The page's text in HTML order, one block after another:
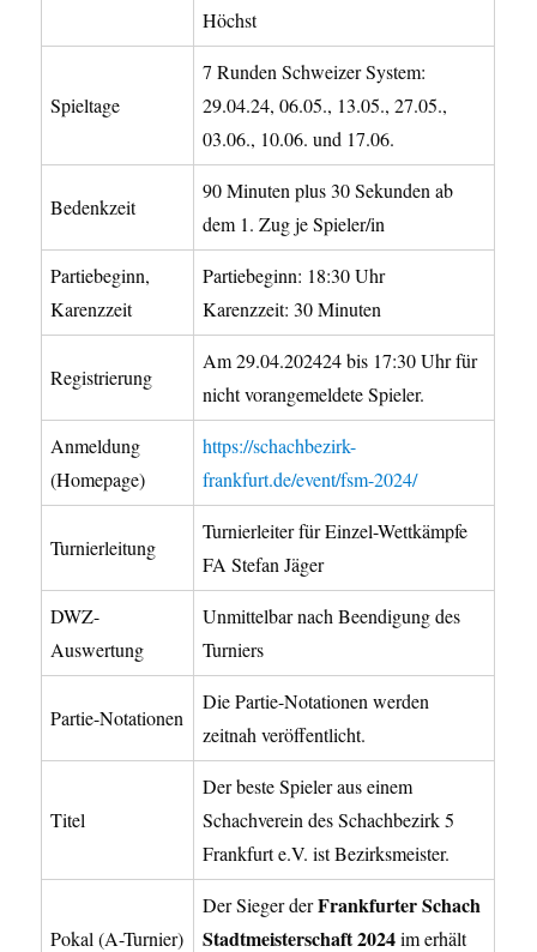
Höchst
Spieltage
7 Runden Schweizer System:
29.04.24, 06.05., 13.05., 27.05.,
03.06., 10.06. und 17.06.
Bedenkzeit
90 Minuten plus 30 Sekunden ab
dem 1. Zug je Spieler/in
Partiebeginn,
Karenzzeit
Partiebeginn: 18:30 Uhr
Karenzzeit: 30 Minuten
Registrierung
Am 29.04.202424 bis 17:30 Uhr für
nicht vorangemeldete Spieler.
Anmeldung
(Homepage)
https://schachbezirk-
frankfurt.de/event/fsm-2024/
Turnierleitung
Turnierleiter für Einzel-Wettkämpfe
FA Stefan Jäger
DWZ-
Auswertung
Unmittelbar nach Beendigung des
Turniers
Partie-Notationen
Die Partie-Notationen werden
zeitnah veröffentlicht.
Titel
Der beste Spieler aus einem
Schachverein des Schachbezirk 5
Frankfurt e.V. ist Bezirksmeister.
Pokal (A-Turnier)
Der Sieger derFrankfurter Schach
Stadtmeisterschaft 2024im erhält